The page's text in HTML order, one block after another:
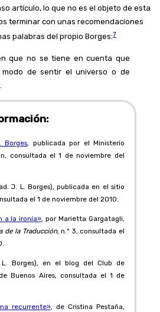
artículo, lo que no es el objeto de esta
terminar con unas recomendaciones
palabras del propio Borges:7
que no se tiene en cuenta que
de sentir el universo o de
Borges, publicada por el Ministerio
consultada el 1 de noviembre del
J. L. Borges), publicada en el sitio
el 1 de noviembre del 2010.
a la ironía», por Marietta Gargatagli,
de la Traducción, n.º 3, consultada el
Borges), en el blog del Club de
Buenos Aires, consultada el 1 de
recurrente», de Cristina Pestaña,